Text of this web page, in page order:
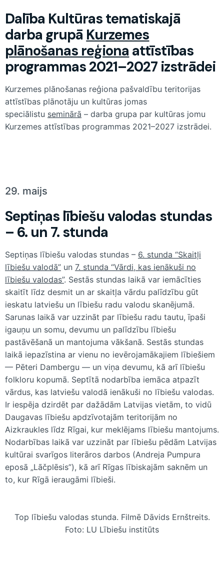
Dalība Kultūras tematiskajā
darba grupā Kurzemes
plānošanas reģiona attīstības
programmas 2021–2027 izstrādei
Kurzemes plānošanas reģiona pašvaldību teritorijas
attīstības plānotāju un kultūras jomas
speciālistu seminārā – darba grupa par kultūras jomu
Kurzemes attīstības programmas 2021–2027 izstrādei.
29. maijs
Septiņas lībiešu valodas stundas
– 6. un 7. stunda
Septiņas lībiešu valodas stundas – 6. stunda “Skaitļi
lībiešu valodā” un 7. stunda “Vārdi, kas ienākuši no
lībiešu valodas”. Sestās stundas laikā var iemācīties
skaitīt līdz desmit un ar skaitļa vārdu palīdzību gūt
ieskatu latviešu un lībiešu radu valodu skanējumā.
Sarunas laikā var uzzināt par lībiešu radu tautu, īpaši
igauņu un somu, devumu un palīdzību lībiešu
pastāvēšanā un mantojuma vākšanā. Sestās stundas
laikā iepazīstina ar vienu no ievērojamākajiem lībiešiem
— Pēteri Dambergu — un viņa devumu, kā arī lībiešu
folkloru kopumā. Septītā nodarbība iemāca atpazīt
vārdus, kas latviešu valodā ienākuši no lībiešu valodas.
Ir iespēja dzirdēt par dažādām Latvijas vietām, to vidū
Daugavas lībiešu apdzīvotajām teritorijām no
Aizkraukles līdz Rīgai, kur meklējams lībiešu mantojums.
Nodarbības laikā var uzzināt par lībiešu pēdām Latvijas
kultūrai svarīgos literāros darbos (Andreja Pumpura
eposā „Lāčplēsis”), kā arī Rīgas lībiskajām saknēm un
to, kur Rīgā ieraugāmi lībieši.
Top lībiešu valodas stunda. Filmē Dāvids Ernštreits.
Foto: LU Lībiešu institūts